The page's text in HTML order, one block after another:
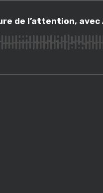
avec Alice Antheaume
de l’attention,